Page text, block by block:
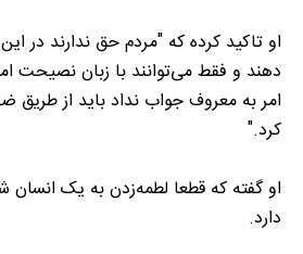
او تاکید کرده که "مردم حق ندارند در
دهند و فقط می‌توانند با زبان نصیحت
امر به معروف جواب نداد باید از طریق
کرد."
او گفته که قطعا لطمه‌زدن به یک انسان
دارد.